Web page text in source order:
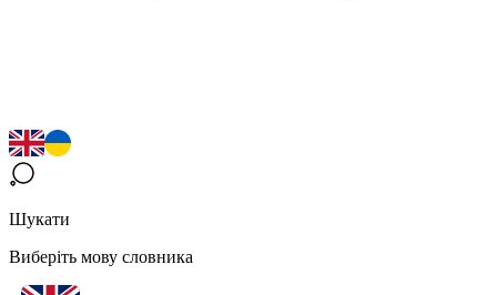
Шукати
Виберіть мову словника